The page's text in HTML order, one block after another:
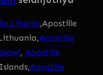
Liberia,Apostille
Apostille
, Apostille
Apostille